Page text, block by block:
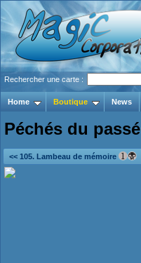
Rechercher une carte :
Home Boutique News
Péchés du passé
<< 105. Lambeau de mémoire